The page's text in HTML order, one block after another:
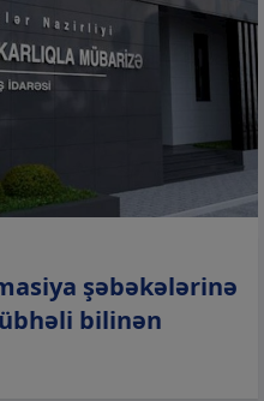
şəbəkələrinə
bilinən